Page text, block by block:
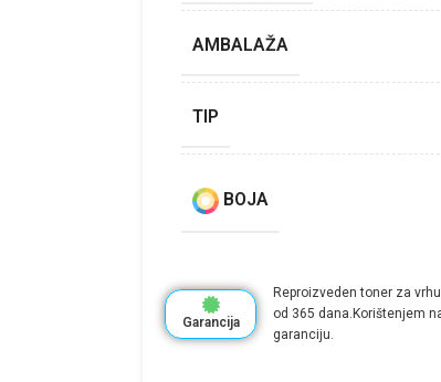
AMBALAŽA
TIP
BOJA
Garancija
Reproizveden toner za
od 365 dana.Korištenjem
garanciju.